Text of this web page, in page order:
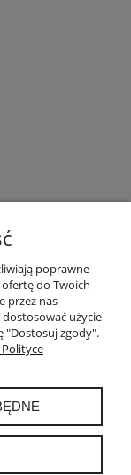
poprawne
do Twoich
przez nas
użycie
"Dostosuj zgody".